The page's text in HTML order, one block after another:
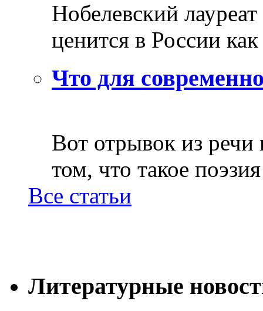
Нобелевский
ценится в России
Что для
Вот отрывок из
том, что такое
Все статьи
Литературные